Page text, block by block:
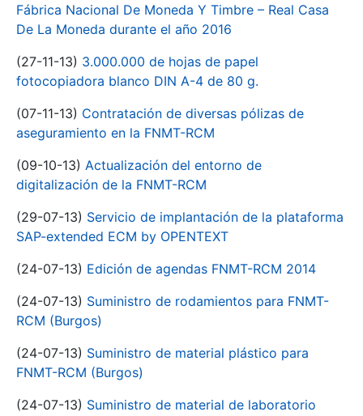
Fábrica Nacional De Moneda Y Timbre – Real Casa
De La Moneda durante el año 2016
(27-11-13) 3.000.000 de hojas de papel
fotocopiadora blanco DIN A-4 de 80 g.
(07-11-13) Contratación de diversas pólizas de
aseguramiento en la FNMT-RCM
(09-10-13) Actualización del entorno de
digitalización de la FNMT-RCM
(29-07-13) Servicio de implantación de la plataforma
SAP-extended ECM by OPENTEXT
(24-07-13) Edición de agendas FNMT-RCM 2014
(24-07-13) Suministro de rodamientos para FNMT-
RCM (Burgos)
(24-07-13) Suministro de material plástico para
FNMT-RCM (Burgos)
(24-07-13) Suministro de material de laboratorio